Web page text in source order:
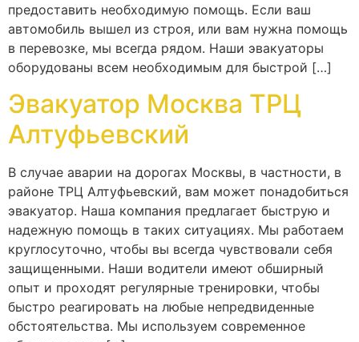
предоставить необходимую помощь. Если ваш
автомобиль вышел из строя, или вам нужна помощь
в перевозке, мы всегда рядом. Наши эвакуаторы
оборудованы всем необходимым для быстрой […]
Эвакуатор Москва ТРЦ
Алтуфьевский
В случае аварии на дорогах Москвы, в частности, в
районе ТРЦ Алтуфьевский, вам может понадобиться
эвакуатор. Наша компания предлагает быструю и
надежную помощь в таких ситуациях. Мы работаем
круглосуточно, чтобы вы всегда чувствовали себя
защищенными. Наши водители имеют обширный
опыт и проходят регулярные тренировки, чтобы
быстро реагировать на любые непредвиденные
обстоятельства. Мы используем современное